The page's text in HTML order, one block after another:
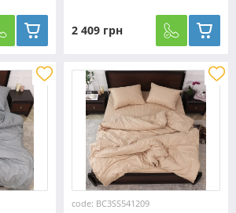
2 409 грн
code: BC3SS541209